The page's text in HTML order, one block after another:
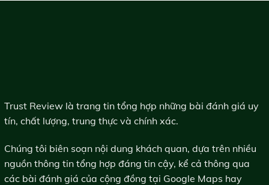
Trust Review là trang tin tổng hợp những bài đánh giá uy
tín, chất lượng, trung thực và chính xác.
Chúng tôi biên soạn nội dung khách quan, dựa trên nhiều
nguồn thông tin tổng hợp đáng tin cậy, kể cả thông qua
các bài đánh giá của cộng đồng tại Google Maps hay